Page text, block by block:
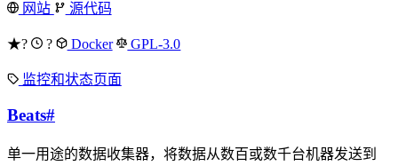
网站 源代码
★? ? Docker GPL-3.0
监控和状态页面
Beats#
单一用途的数据收集器，将数据从数百或数千台机器发送到